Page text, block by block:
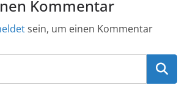
Kommentar
sein, um einen Kommentar